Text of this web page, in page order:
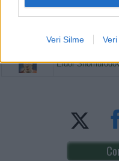
Veri Silme
Paul Onuachu
Orkun Kökçü
Eldor